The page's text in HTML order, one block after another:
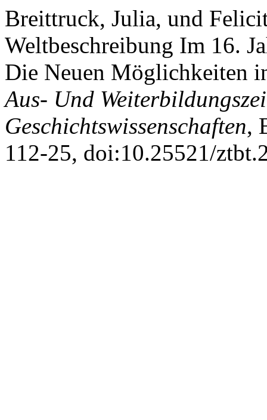
Breittruck, Julia, und
Weltbeschreibung Im 16.
Die Neuen Möglichkeiten
Aus- Und
Geschichtswissenschaften,
112-25, doi:10.25521/